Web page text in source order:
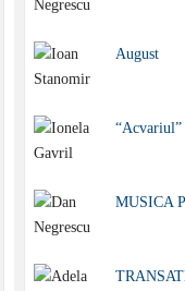
August
MUSICA